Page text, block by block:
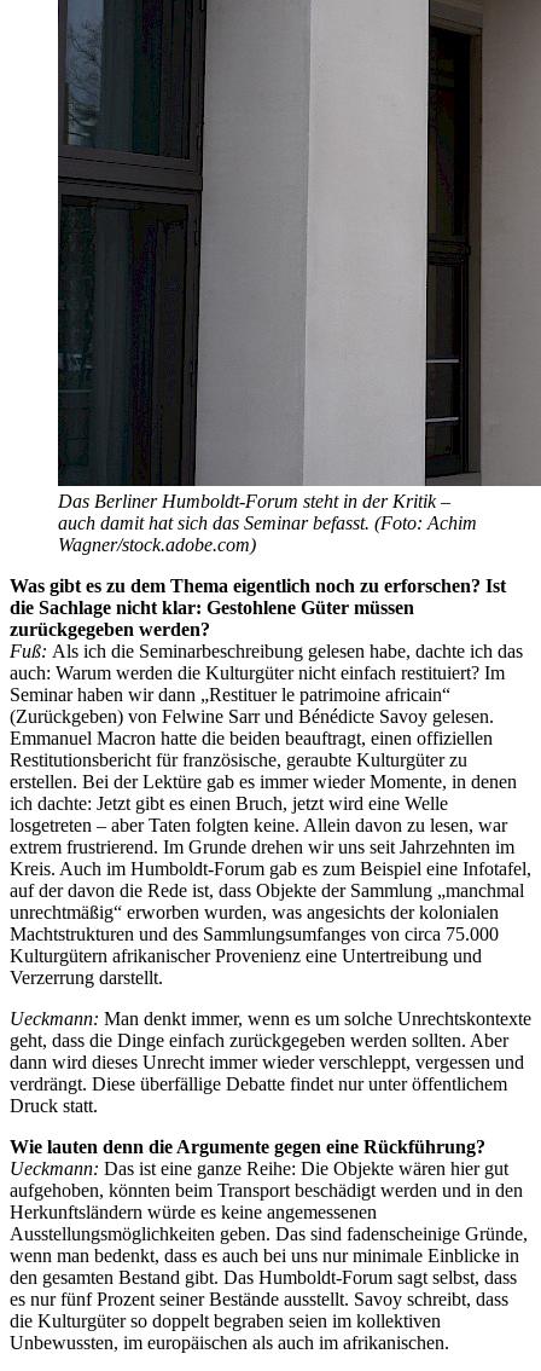
Das Berliner Humboldt-Forum steht in der Kritik –
auch damit hat sich das Seminar befasst. (Foto: Achim
Wagner/stock.adobe.com)
Was gibt es zu dem Thema eigentlich noch zu erforschen? Ist
die Sachlage nicht klar: Gestohlene Güter müssen
zurückgegeben werden?
Fuß: Als ich die Seminarbeschreibung gelesen habe, dachte ich das
auch: Warum werden die Kulturgüter nicht einfach restituiert? Im
Seminar haben wir dann „Restituer le patrimoine africain“
(Zurückgeben) von Felwine Sarr und Bénédicte Savoy gelesen.
Emmanuel Macron hatte die beiden beauftragt, einen offiziellen
Restitutionsbericht für französische, geraubte Kulturgüter zu
erstellen. Bei der Lektüre gab es immer wieder Momente, in denen
ich dachte: Jetzt gibt es einen Bruch, jetzt wird eine Welle
losgetreten – aber Taten folgten keine. Allein davon zu lesen, war
extrem frustrierend. Im Grunde drehen wir uns seit Jahrzehnten im
Kreis. Auch im Humboldt-Forum gab es zum Beispiel eine Infotafel,
auf der davon die Rede ist, dass Objekte der Sammlung „manchmal
unrechtmäßig“ erworben wurden, was angesichts der kolonialen
Machtstrukturen und des Sammlungsumfanges von circa 75.000
Kulturgütern afrikanischer Provenienz eine Untertreibung und
Verzerrung darstellt.
Ueckmann: Man denkt immer, wenn es um solche Unrechtskontexte
geht, dass die Dinge einfach zurückgegeben werden sollten. Aber
dann wird dieses Unrecht immer wieder verschleppt, vergessen und
verdrängt. Diese überfällige Debatte findet nur unter öffentlichem
Druck statt.
Wie lauten denn die Argumente gegen eine Rückführung?
Ueckmann: Das ist eine ganze Reihe: Die Objekte wären hier gut
aufgehoben, könnten beim Transport beschädigt werden und in den
Herkunftsländern würde es keine angemessenen
Ausstellungsmöglichkeiten geben. Das sind fadenscheinige Gründe,
wenn man bedenkt, dass es auch bei uns nur minimale Einblicke in
den gesamten Bestand gibt. Das Humboldt-Forum sagt selbst, dass
es nur fünf Prozent seiner Bestände ausstellt. Savoy schreibt, dass
die Kulturgüter so doppelt begraben seien im kollektiven
Unbewussten, im europäischen als auch im afrikanischen.